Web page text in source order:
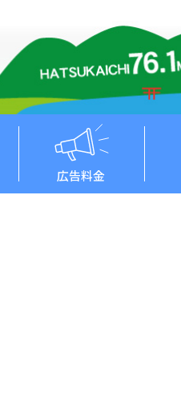
広告料金